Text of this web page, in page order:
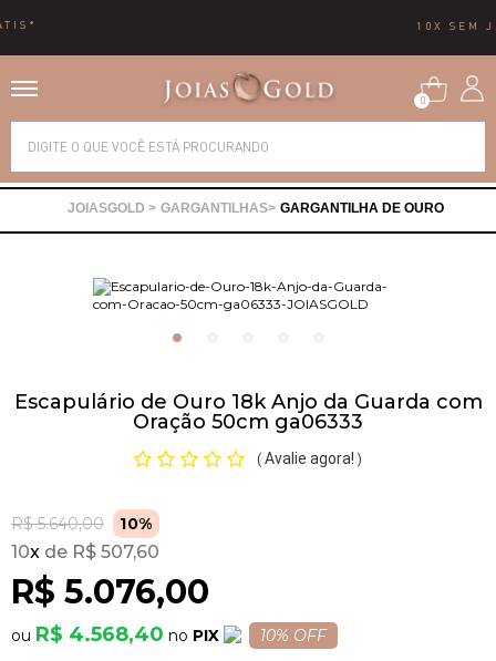
0
GARGANTILHAS GARGANTILHA DE OURO
Escapulário de Ouro 18k Anjo da Guarda com
Oração 50cm ga06333
( Avalie agora! )
R$ 5.640,00 10%
R$ 5.076,00
10x R$ 507,60
R$ 4.568,40 PIX 10% OFF
Alianças
Brincos
Gargantilhas
Pulseiras
Piercing